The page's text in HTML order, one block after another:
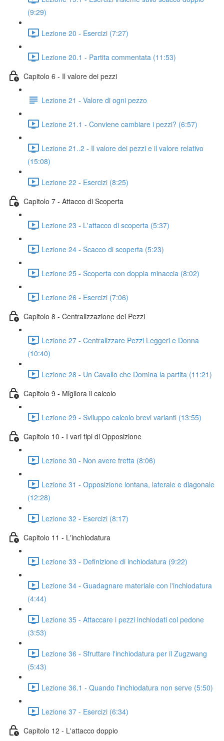
(9:29)
Lezione 20 - Esercizi (7:27)
Lezione 20.1 - Partita commentata (11:53)
Capitolo 6 - Il valore dei pezzi
Lezione 21 - Valore di ogni pezzo
Lezione 21.1 - Conviene cambiare i pezzi? (6:57)
Lezione 21..2 - Il valore dei pezzi e il valore relativo
(15:08)
Lezione 22 - Esercizi (8:25)
Capitolo 7 - Attacco di Scoperta
Lezione 23 - L'attacco di scoperta (5:37)
Lezione 24 - Scacco di scoperta (5:23)
Lezione 25 - Scoperta con doppia minaccia (8:02)
Lezione 26 - Esercizi (7:06)
Capitolo 8 - Centralizzazione dei Pezzi
Lezione 27 - Centralizzare Pezzi Leggeri e Donna
(10:40)
Lezione 28 - Un Cavallo che Domina la partita (11:21)
Capitolo 9 - Migliora il calcolo
Lezione 29 - Sviluppo calcolo brevi varianti (13:55)
Capitolo 10 - I vari tipi di Opposizione
Lezione 30 - Non avere fretta (8:06)
Lezione 31 - Opposizione lontana, laterale e diagonale
(12:28)
Lezione 32 - Esercizi (8:17)
Capitolo 11 - L'inchiodatura
Lezione 33 - Definizione di inchiodatura (9:22)
Lezione 34 - Guadagnare materiale con l'inchiodatura
(4:44)
Lezione 35 - Attaccare i pezzi inchiodati col pedone
(3:53)
Lezione 36 - Sfruttare l'inchiodatura per il Zugzwang
(5:43)
Lezione 36.1 - Quando l'inchiodatura non serve (5:50)
Lezione 37 - Esercizi (6:34)
Capitolo 12 - L'attacco doppio